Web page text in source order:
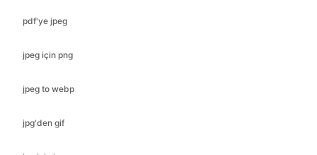
jpeg to webp
jpg'den gif
jpg için ico
jpg için jfif